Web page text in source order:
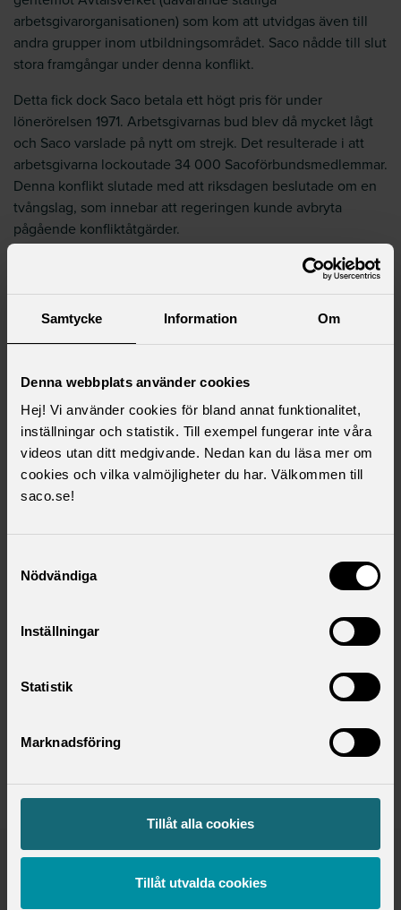
Samtycke Information Om
Denna webbplats använder cookies
Hej! Vi använder cookies för bland annat funktionalitet,
inställningar och statistik. Till exempel fungerar inte våra
videos utan ditt medgivande. Nedan kan du läsa mer om
cookies och vilka valmöjligheter du har. Välkommen till
saco.se!
Nödvändiga
Inställningar
Statistik
Marknadsföring
Tillåt alla cookies
Tillåt utvalda cookies
arbetsgivarorganisationen) som kom att utvidgas även till
andra grupper inom utbildningsområdet. Saco nådde till slut
stora framgångar under denna konflikt.
Detta fick dock Saco betala ett högt pris för under
lönerörelsen 1971. Arbetsgivarnas bud blev då mycket lågt
och Saco varslade på nytt om strejk. Det resulterade i att
arbetsgivarna lockoutade 34 000 Sacoförbundsmedlemmar.
Denna konflikt slutade med att riksdagen beslutade om en
tvångslag, som innebar att regeringen kunde avbryta
pågående konfliktåtgärder.
Under 70-talet fick Sacos medlemmar kraftigt minskade
1975 gick Saco samman med SR och bildade Saco/SR. 1985
formulerades en ny gemensam värdegrund och
ändamålsparagrafen.
1990 var tiden mogen att återta namnet Saco.
På kongressen 2021 valdes Lärarförbundet in i Saco med
233 000 medlemmar. Den 1 januari 2023 bildades Sveriges
Lärare då Lärarförbundet och Lärarnas Riksförbund gick
Sacoförbundens medlemmar, 960 000 akademiker.
Läs mer i ämnet
decennier.
Publicerad:2014-10-23
Senast uppdaterad:2025-09-09